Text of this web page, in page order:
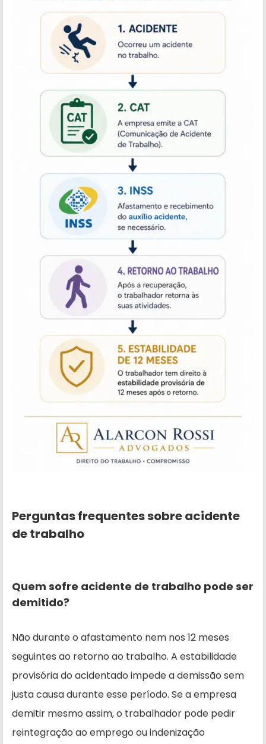
Perguntas frequentes sobre acidente
de trabalho
Quem sofre acidente de trabalho pode ser
demitido?
Não durante o afastamento nem nos 12 meses
seguintes ao retorno ao trabalho. A estabilidade
provisória do acidentado impede a demissão sem
justa causa durante esse período. Se a empresa
demitir mesmo assim, o trabalhador pode pedir
reintegração ao emprego ou indenização